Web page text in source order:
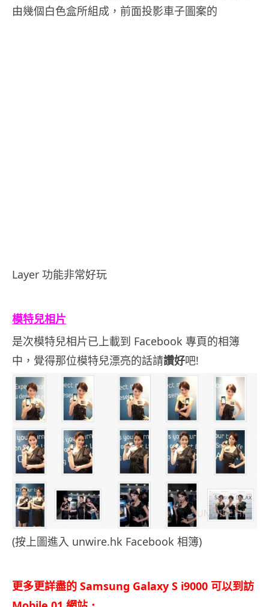
由幾個白色盒所組成，前面投影車子圖案的
Layer 功能非常好玩
模特兒相片
是次模特兒相片已上載到 Facebook 專頁的相簿
中，覺得那位模特兒漂亮的話請讚好吧!
(按上圖進入 unwire.hk Facebook 相簿)
更多更詳盡的 Samsung Galaxy S i9000 可以到訪